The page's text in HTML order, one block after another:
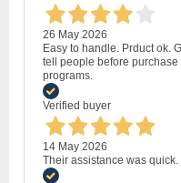
26 May 2026
Easy to handle. Prduct ok.
tell people before
programs.
Verified buyer
14 May 2026
Their assistance was